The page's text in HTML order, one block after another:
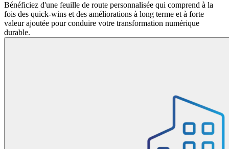
Bénéficiez d'une feuille de route personnalisée qui comprend à la
fois des quick-wins et des améliorations à long terme et à forte
valeur ajoutée pour conduire votre transformation numérique
durable.